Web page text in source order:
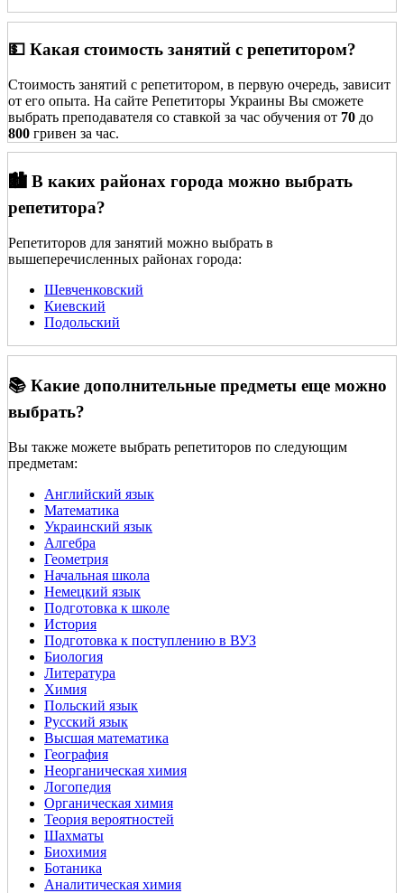
💵 Какая стоимость занятий с репетитором?
Стоимость занятий с репетитором, в первую очередь, зависит
от его опыта. На сайте Репетиторы Украины Вы сможете
выбрать преподавателя со ставкой за час обучения от 70 до
800 гривен за час.
🏙️ В каких районах города можно выбрать
репетитора?
Репетиторов для занятий можно выбрать в
вышеперечисленных районах города:
Шевченковский
Киевский
Подольский
📚 Какие дополнительные предметы еще можно
выбрать?
Вы также можете выбрать репетиторов по следующим
предметам:
Английский язык
Математика
Украинский язык
Алгебра
Геометрия
Начальная школа
Немецкий язык
Подготовка к школе
История
Подготовка к поступлению в ВУЗ
Биология
Литература
Химия
Польский язык
Русский язык
Высшая математика
География
Неорганическая химия
Логопедия
Органическая химия
Теория вероятностей
Шахматы
Биохимия
Ботаника
Аналитическая химия